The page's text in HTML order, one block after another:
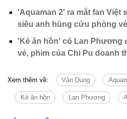
'Aquaman 2' ra mắt fan Việt
siêu anh hùng cứu phòng vé
'Kẻ ăn hồn' có Lan Phương
vé, phim của Chi Pu doanh
Xem thêm về: Vân Dung
Kẻ ăn hồn Lan Phương